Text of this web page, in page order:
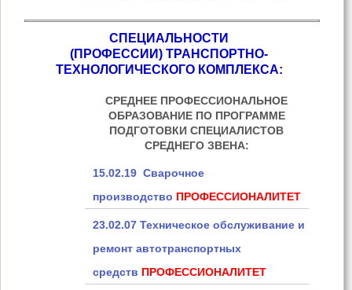
СПЕЦИАЛЬНОСТИ
(ПРОФЕССИИ) ТРАНСПОРТНО-
ТЕХНОЛОГИЧЕСКОГО КОМПЛЕКСА:
СРЕДНЕЕ ПРОФЕССИОНАЛЬНОЕ
ОБРАЗОВАНИЕ ПО ПРОГРАММЕ
ПОДГОТОВКИ СПЕЦИАЛИСТОВ
СРЕДНЕГО ЗВЕНА:
15.02.19 Сварочное
производство ПРОФЕССИОНАЛИТЕТ
23.02.07 Техническое обслуживание и
ремонт автотранспортных
средств ПРОФЕССИОНАЛИТЕТ